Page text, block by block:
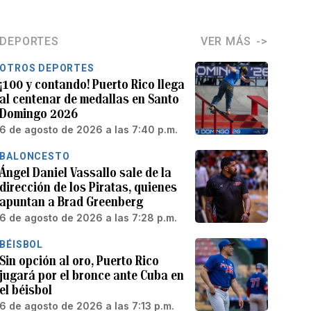
DEPORTES VER MÁS
OTROS DEPORTES
¡100 y contando! Puerto Rico llega
al centenar de medallas en Santo
Domingo 2026
6 de agosto de 2026 a las 7:40 p.m.
BALONCESTO
Ángel Daniel Vassallo sale de la
dirección de los Piratas, quienes
apuntan a Brad Greenberg
6 de agosto de 2026 a las 7:28 p.m.
BÉISBOL
Sin opción al oro, Puerto Rico
jugará por el bronce ante Cuba en
el béisbol
6 de agosto de 2026 a las 7:13 p.m.